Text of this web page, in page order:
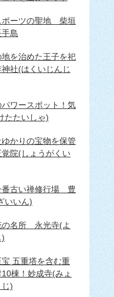
ーツの聖地＿柴垣
島
地を治めた王子を祀
社(はくいじんじ
ワースポット！気
たたいしゃ)
かりの宝物を保管
院(しょうがくい
古い禅修行場＿豊
いいん)
名所＿永光寺(よ
)
五重塔を含む重
棟！妙成寺(みょ
じ)